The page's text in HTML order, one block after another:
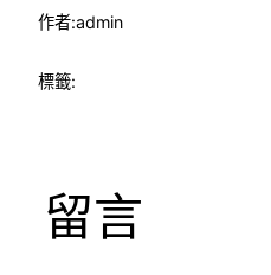
作者:admin
標籤:
留言